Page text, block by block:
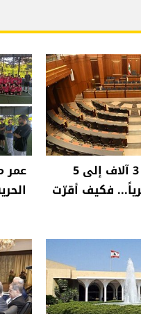
راتب النائب من 3 آلاف إلى 5
فكيف أقرّت
عمر